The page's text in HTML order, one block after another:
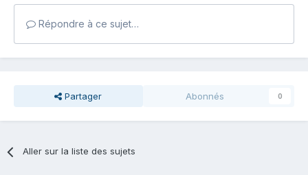
Répondre à ce sujet…
Partager Abonnés 0
Aller sur la liste des sujets